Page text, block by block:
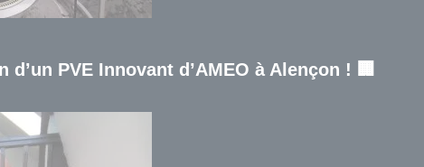
PVE Innovant d’AMEO à Alençon ! 🏢